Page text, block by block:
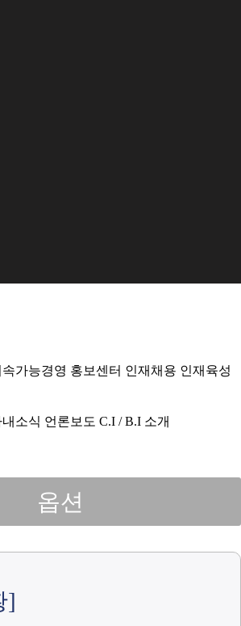
속가능경영 홍보센터 인재채용 인재육성
소식 언론보도 C.I / B.I 소개
옵션
]